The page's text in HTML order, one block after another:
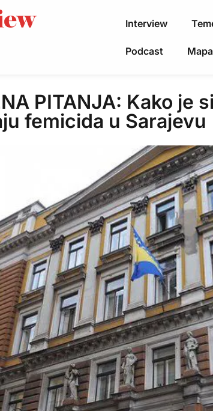
Interview
Podcast
PITANJA: Kako je
femicida u Sarajevu